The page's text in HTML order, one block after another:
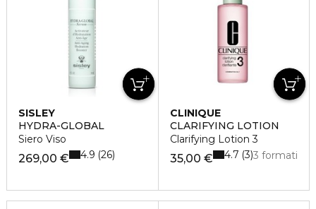
SISLEY
HYDRA-GLOBAL
Siero Viso
269,00 € 4.9 26
CLINIQUE
CLARIFYING LOTION
Clarifying Lotion 3
35,00 € 3 formati
4.7 3